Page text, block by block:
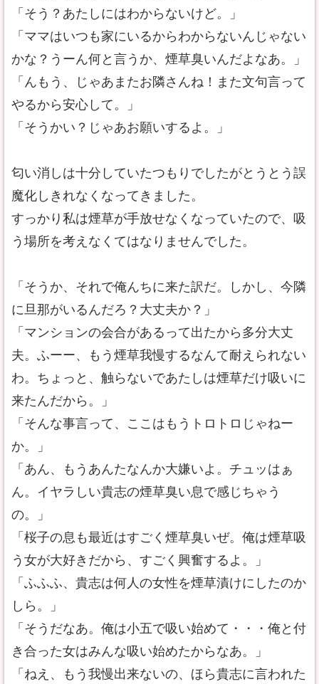
「そう？あたしにはわからないけど。」
「ママはいつも家にいるからわからないんじゃない
かな？うーん何と言うか、煙草臭いんだよなあ。」
「んもう、じゃあまたお隣さんね！また文句言って
やるから安心して。」
「そうかい？じゃあお願いするよ。」
匂い消しは十分していたつもりでしたがとうとう誤
魔化しきれなくなってきました。
すっかり私は煙草が手放せなくなっていたので、吸
う場所を考えなくてはなりませんでした。
「そうか、それで俺んちに来た訳だ。しかし、今隣
に旦那がいるんだろ？大丈夫か？」
「マンションの会合があるって出たから多分大丈
夫。ふーー、もう煙草我慢するなんて耐えられない
わ。ちょっと、触らないであたしは煙草だけ吸いに
来たんだから。」
「そんな事言って、ここはもうトロトロじゃねー
か。」
「あん、もうあんたなんか大嫌いよ。チュッはぁ
ん。イヤラしい貴志の煙草臭い息で感じちゃう
の。」
「桜子の息も最近はすごく煙草臭いぜ。俺は煙草吸
う女が大好きだから、すごく興奮するよ。」
「ふふふ、貴志は何人の女性を煙草漬けにしたのか
しら。」
「そうだなあ。俺は小五で吸い始めて・・・俺と付
き合った女はみんな吸い始めたからなあ。」
「ねえ、もう我慢出来ないの、ほら貴志に言われた